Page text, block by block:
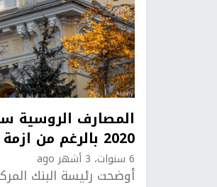
المصارف الروسية
2020 بالرغم من ازمة كورونا
6 سنوات، 3 أشهر ago
أوضحت رئيسة البنك